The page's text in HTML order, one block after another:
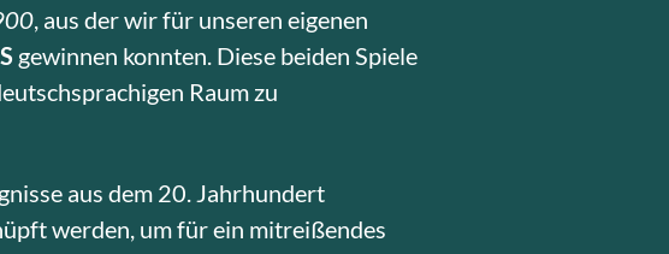
, aus der wir für unseren eigenen
gewinnen konnten. Diese beiden Spiele
Raum zu
aus dem 20. Jahrhundert
werden, um für ein mitreißendes